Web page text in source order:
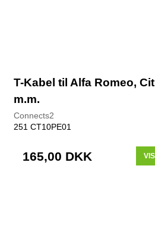
T-Kabel til Alfa Romeo,
m.m.
Connects2
251 CT10PE01
165,00 DKK